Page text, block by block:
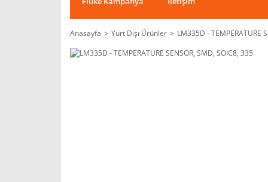
Anasayfa Yurt Dışı Ürünler
LM335D - TEMPERATURE